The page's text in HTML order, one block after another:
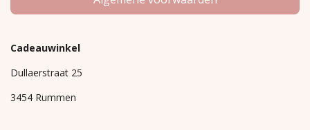
Cadeauwinkel
Dullaerstraat 25
3454 Rummen